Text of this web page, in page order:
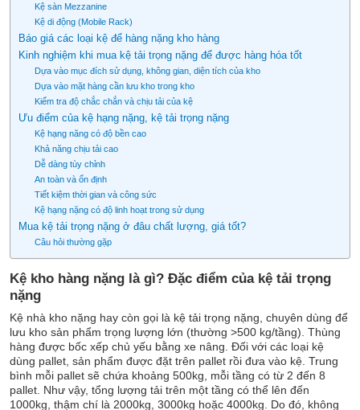
Kệ sàn Mezzanine
Kệ di động (Mobile Rack)
Báo giá các loại kệ để hàng nặng kho hàng
Kinh nghiệm khi mua kệ tải trọng nặng để được hàng hóa tốt
Dựa vào mục đích sử dụng, không gian, diện tích của kho
Dựa vào mặt hàng cần lưu kho trong kho
Kiểm tra độ chắc chắn và chịu tải của kệ
Ưu điểm của kệ hạng nặng, kệ tải trọng nặng
Kệ hạng năng có độ bền cao
Khả năng chịu tải cao
Dễ dàng tùy chỉnh
An toàn và ổn định
Tiết kiệm thời gian và công sức
Kệ hạng nặng có độ linh hoạt trong sử dụng
Mua kệ tải trọng nặng ở đâu chất lượng, giá tốt?
Câu hỏi thường gặp
Kệ kho hàng nặng là gì? Đặc điểm của kệ tải trọng
nặng
Kệ nhà kho nặng hay còn gọi là kệ tải trọng nặng, chuyên dùng để
lưu kho sản phẩm trọng lượng lớn (thường >500 kg/tầng). Thùng
hàng được bốc xếp chủ yếu bằng xe nâng. Đối với các loại kệ
dùng pallet, sản phẩm được đặt trên pallet rồi đưa vào kệ. Trung
bình mỗi pallet sẽ chứa khoảng 500kg, mỗi tầng có từ 2 đến 8
pallet. Như vậy, tổng lượng tải trên một tầng có thể lên đến
1000kg, thậm chí là 2000kg, 3000kg hoặc 4000kg. Do đó, không